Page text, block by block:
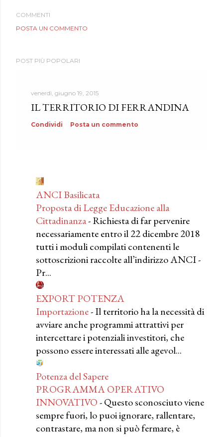
COMMENTI
POSTA UN COMMENTO
POST PIÙ POPOLARI
venerdì, giugno 19, 2015
IL TERRITORIO DI FERRANDINA
Condividi Posta un commento
ANCI Basilicata
Proposta di Legge Educazione alla
Cittadinanza-Richiesta di far pervenire
necessariamente entro il 22 dicembre 2018
tutti i moduli compilati contenenti le
sottoscrizioni raccolte all’indirizzo ANCI -
Pr...
EXPORT POTENZA
Importazione-Il territorio ha la necessità di
avviare anche programmi attrattivi per
intercettare i potenziali investitori, che
possono essere interessati alle agevol...
Potenza del Sapere
PROGRAMMA OPERATIVO
INNOVATIVO-Questo sconosciuto viene
sempre fuori, lo puoi ignorare, rallentare,
contrastare, ma non si può fermare, è